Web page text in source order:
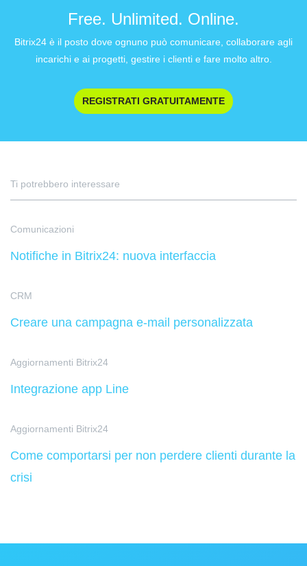
Free. Unlimited. Online.
Bitrix24 è il posto dove ognuno può comunicare, collaborare agli
incarichi e ai progetti, gestire i clienti e fare molto altro.
REGISTRATI GRATUITAMENTE
Ti potrebbero interessare
Comunicazioni
Notifiche in Bitrix24: nuova interfaccia
CRM
Creare una campagna e-mail personalizzata
Aggiornamenti Bitrix24
Integrazione app Line
Aggiornamenti Bitrix24
Come comportarsi per non perdere clienti durante la
crisi